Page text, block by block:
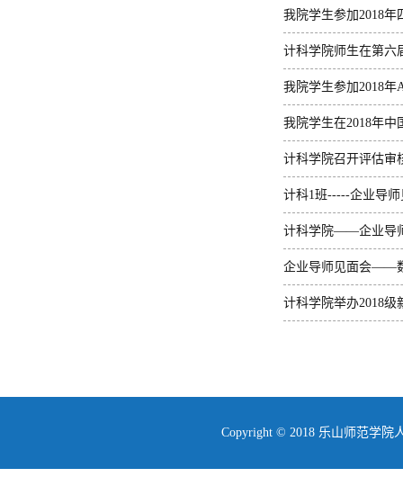
我院学生参加2018
计科学院师生在第六
我院学生参加2018年
我院学生在2018年
计科学院召开评估审
计科1班-----企业导师
计科学院——企业导
企业导师见面会——
计科学院举办2018级
Copyright © 2018 乐山师范学院